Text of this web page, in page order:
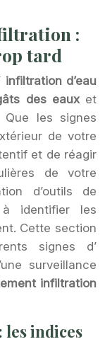
:
tard
infiltration d’eau
des eaux et
Que les signes
de votre
et de réagir
de votre
d’outils de
identifier les
Cette section
signes d’
surveillance
infiltration
les indices